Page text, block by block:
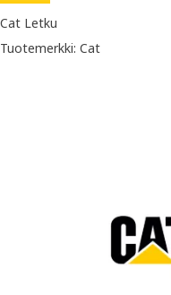
Cat Letku
Tuotemerkki: Cat